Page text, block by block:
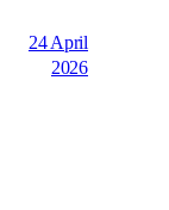
24 April
2026